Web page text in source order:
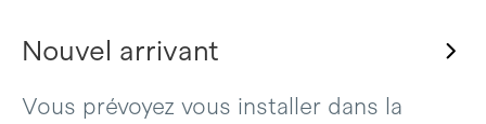
Nouvel arrivant
Vous prévoyez vous installer dans la